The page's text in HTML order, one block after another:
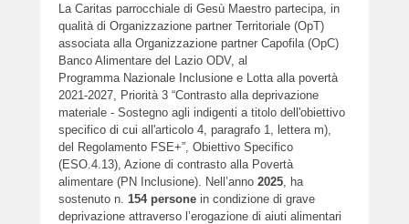
La Caritas parrocchiale di Gesù Maestro partecipa, in
qualità di Organizzazione partner Territoriale (OpT)
associata alla Organizzazione partner Capofila (OpC)
Banco Alimentare del Lazio ODV, al
Programma Nazionale Inclusione e Lotta alla povertà
2021-2027, Priorità 3 “Contrasto alla deprivazione
materiale - Sostegno agli indigenti a titolo dell'obiettivo
specifico di cui all'articolo 4, paragrafo 1, lettera m),
del Regolamento FSE+”, Obiettivo Specifico
(ESO.4.13), Azione di contrasto alla Povertà
alimentare (PN Inclusione). Nell’anno 2025 , ha
sostenuto n. 154 persone in condizione di grave
deprivazione attraverso l’erogazione di aiuti alimentari